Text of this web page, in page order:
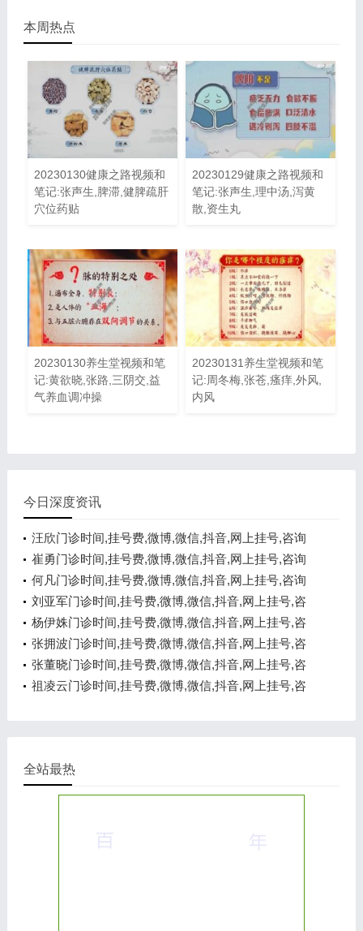
本周热点
20230130健康之路视频和
笔记:张声生,脾滞,健脾疏肝
穴位药贴
20230129健康之路视频和
笔记:张声生,理中汤,泻黄
散,资生丸
20230130养生堂视频和笔
记:黄欲晓,张路,三阴交,益
气养血调冲操
20230131养生堂视频和笔
记:周冬梅,张苍,瘙痒,外风,
内风
今日深度资讯
汪欣门诊时间,挂号费,微博,微信,抖音,网上挂号,咨询
电话,在线咨询
崔勇门诊时间,挂号费,微博,微信,抖音,网上挂号,咨询
电话,在线咨询
何凡门诊时间,挂号费,微博,微信,抖音,网上挂号,咨询
电话,在线咨询
刘亚军门诊时间,挂号费,微博,微信,抖音,网上挂号,咨
询电话,在线咨询
杨伊姝门诊时间,挂号费,微博,微信,抖音,网上挂号,咨
询电话,在线咨询
张拥波门诊时间,挂号费,微博,微信,抖音,网上挂号,咨
询电话,在线咨询
张董晓门诊时间,挂号费,微博,微信,抖音,网上挂号,咨
询电话,在线咨询
祖凌云门诊时间,挂号费,微博,微信,抖音,网上挂号,咨
全站最热